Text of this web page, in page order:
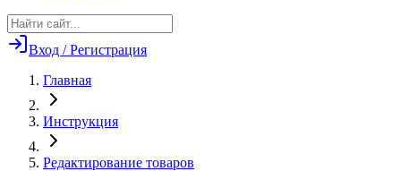
Вход / Регистрация
Главная
Инструкция
Редактирование товаров